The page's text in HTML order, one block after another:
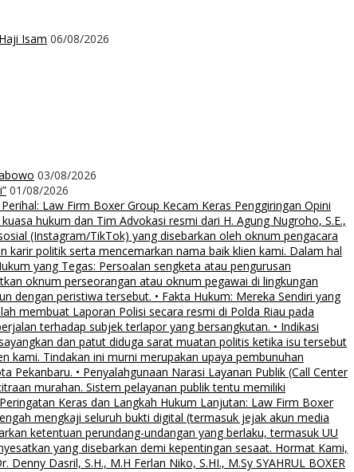
Isam 06/08/2026
03/08/2026
01/08/2026
Law Firm Boxer Group Kecam Keras Penggiringan Opini
hukum dan Tim Advokasi resmi dari H. Agung Nugroho, S.E.,
(Instagram/TikTok) yang disebarkan oleh oknum pengacara
politik serta mencemarkan nama baik klien kami. Dalam hal
yang Tegas: Persoalan sengketa atau pengurusan
oknum perseorangan atau oknum pegawai di lingkungan
dengan peristiwa tersebut. • Fakta Hukum: Mereka Sendiri yang
membuat Laporan Polisi secara resmi di Polda Riau pada
terhadap subjek terlapor yang bersangkutan. • Indikasi
dan patut diduga sarat muatan politis ketika isu tersebut
kami. Tindakan ini murni merupakan upaya pembunuhan
• Penyalahgunaan Narasi Layanan Publik (Call Center
murahan. Sistem pelayanan publik tentu memiliki
Keras dan Langkah Hukum Lanjutan: Law Firm Boxer
mengkaji seluruh bukti digital (termasuk jejak akun media
ketentuan perundang-undangan yang berlaku, termasuk UU
yang disebarkan demi kepentingan sesaat. Hormat Kami,
Dasril, S.H., M.H Ferlan Niko, S.HI., M.Sy SYAHRUL BOXER